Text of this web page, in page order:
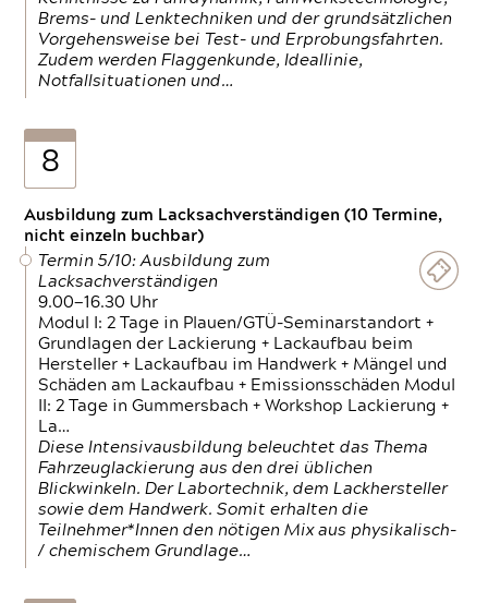
Brems- und Lenktechniken und der grundsätzlichen
Vorgehensweise bei Test- und Erprobungsfahrten.
Zudem werden Flaggenkunde, Ideallinie,
Notfallsituationen und…
8
Ausbildung zum Lacksachverständigen (10 Termine,
nicht einzeln buchbar)
Termin 5/10: Ausbildung zum
Lacksachverständigen
9.00—16.30 Uhr
Modul I: 2 Tage in Plauen/GTÜ-Seminarstandort +
Grundlagen der Lackierung + Lackaufbau beim
Hersteller + Lackaufbau im Handwerk + Mängel und
Schäden am Lackaufbau + Emissionsschäden Modul
II: 2 Tage in Gummersbach + Workshop Lackierung +
La…
Diese Intensivausbildung beleuchtet das Thema
Fahrzeuglackierung aus den drei üblichen
Blickwinkeln. Der Labortechnik, dem Lackhersteller
sowie dem Handwerk. Somit erhalten die
Teilnehmer*Innen den nötigen Mix aus physikalisch-
/ chemischem Grundlage…